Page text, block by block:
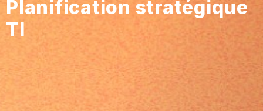
Planification stratégique
TI